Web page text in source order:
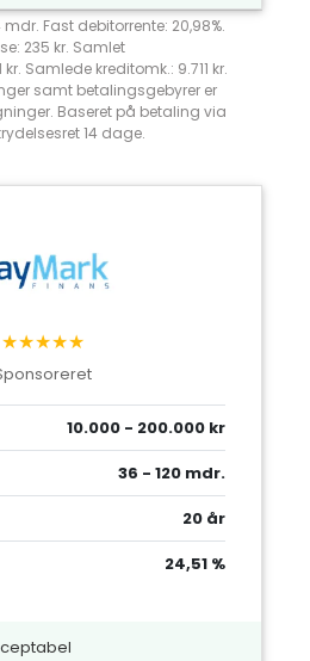
mdr. Fast debitorrente: 20,98%.
235 kr. Samlet
Samlede kreditomk.: 9.711 kr.
samt betalingsgebyrer er
Baseret på betaling via
14 dage.
★★★★★
10.000 - 200.000 kr
36 - 120 mdr.
20 år
24,51 %